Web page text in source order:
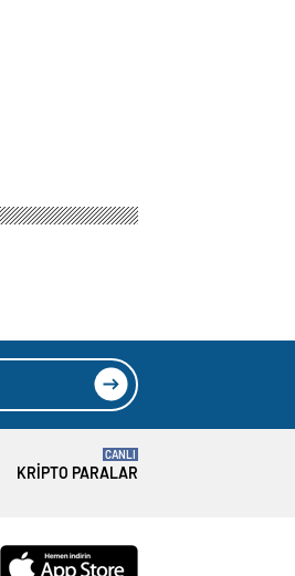
KRIPTO PARALAR
CANLI